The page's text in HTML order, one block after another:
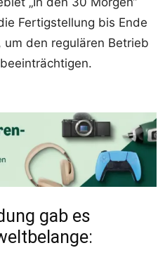
Fertigstellung bis Ende
den regulären Betrieb
gab es